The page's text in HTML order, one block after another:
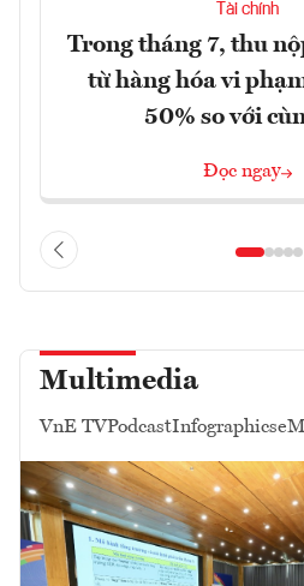
Tài chính
Trong tháng 7, thu
từ hàng hóa vi
50% so với
Đọc ngay
Multimedia
VnE TVPodcastInfographics